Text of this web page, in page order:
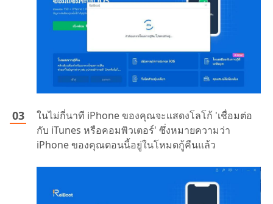
ในไม่กี่นาที iPhone ของคุณจะแสดงโลโก้ 'เชื่อมต่อ
กับ iTunes หรือคอมพิวเตอร์' ซึ่งหมายความว่า
iPhone ของคุณตอนนี้อยู่ในโหมดกู้คืนแล้ว